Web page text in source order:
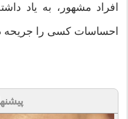
افراد مشهور، به یاد
احساسات کسی را جریحه